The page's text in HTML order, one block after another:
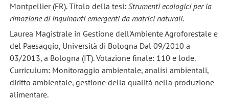
Montpellier (FR). Titolo della tesi: Strumenti ecologici per la
rimozione di inquinanti emergenti da matrici naturali.
Laurea Magistrale in Gestione dell'Ambiente Agroforestale e
del Paesaggio, Università di Bologna Dal 09/2010 a
03/2013, a Bologna (IT). Votazione finale: 110 e lode.
Curriculum: Monitoraggio ambientale, analisi ambientali,
diritto ambientale, gestione della qualità nella produzione
alimentare.